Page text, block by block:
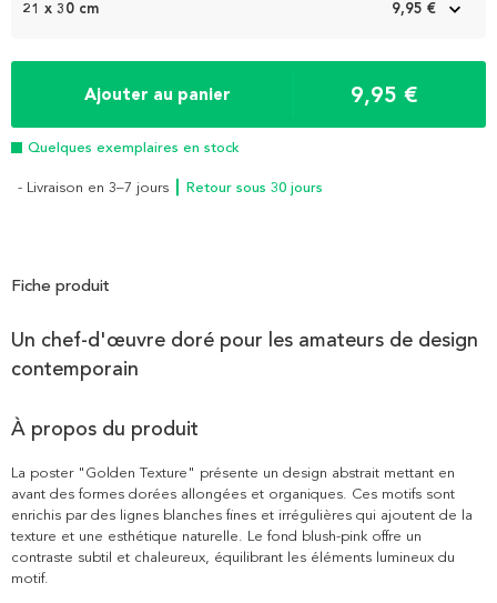
21 x 30 cm 9,95 €
Ajouter au panier 9,95 €
Quelques exemplaires en stock
- Livraison en 3–7 jours ┃ Retour sous 30 jours
Fiche produit
Un chef-d'œuvre doré pour les amateurs de design
contemporain
À propos du produit
La poster "Golden Texture" présente un design abstrait mettant en
avant des formes dorées allongées et organiques. Ces motifs sont
enrichis par des lignes blanches fines et irrégulières qui ajoutent de la
texture et une esthétique naturelle. Le fond blush-pink offre un
contraste subtil et chaleureux, équilibrant les éléments lumineux du
motif.